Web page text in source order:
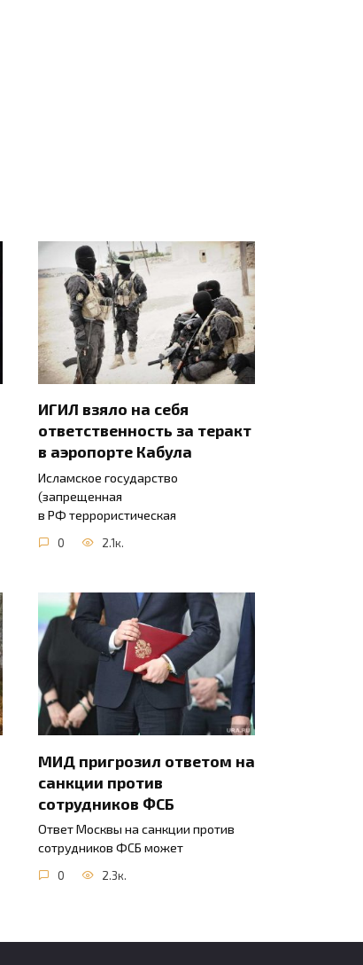
ИГИЛ взяло на себя
ответственность за теракт
в аэропорте Кабула
Исламское государство
(запрещенная
в РФ террористическая
0 2.1к.
МИД пригрозил ответом на
санкции против
сотрудников ФСБ
Ответ Москвы на санкции против
сотрудников ФСБ может
0 2.3к.